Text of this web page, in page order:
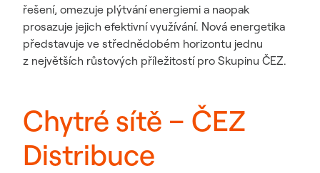
řešení, omezuje plýtvání energiemi a naopak
prosazuje jejich efektivní využívání. Nová energetika
představuje ve střednědobém horizontu jednu
z největších růstových příležitostí pro Skupinu ČEZ.
Chytré sítě – ČEZ
Distribuce